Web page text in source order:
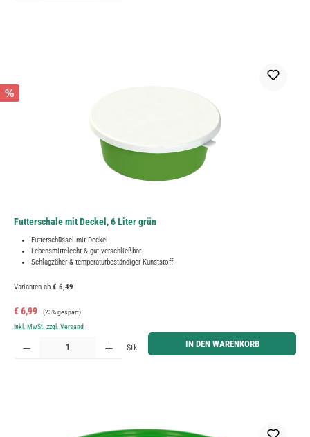
%
Futterschale mit Deckel, 6 Liter grün
Futterschüssel mit Deckel
Lebensmittelecht & gut verschließbar
Schlagzäher & temperaturbeständiger Kunststoff
Varianten ab € 6,49
Verkaufspreis:
€ 6,99 Regulärer Preis:
(23% gespart)
inkl. MwSt. zzgl. Versand
Produkt Anzahl: Gib den gewünschten Wert ein oder benutze die Schaltflächen um die Anzahl zu
Stk. IN DEN WARENKORB